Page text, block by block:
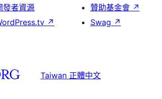
發者資源
↗
贊助基金會 ↗
Swag ↗
Taiwan 正體中文